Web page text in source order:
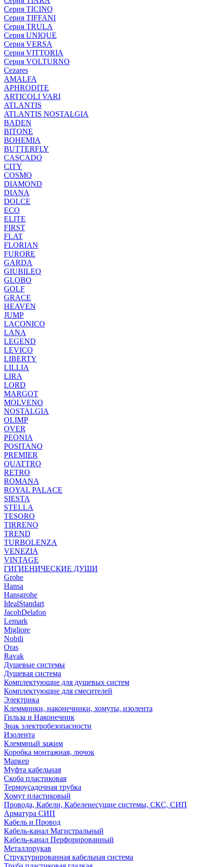
Серия TICINO
Серия TIFFANI
Серия TRULA
Серия UNIQUE
Серия VERSA
Серия VITTORIA
Серия VOLTURNO
Cezares
AMALFA
APHRODITE
ARTICOLI VARI
ATLANTIS
ATLANTIS NOSTALGIA
BADEN
BITONE
BOHEMIA
BUTTERFLY
CASCADO
CITY
COSMO
DIAMOND
DIANA
DOLCE
ECO
ELITE
FIRST
FLAT
FLORIAN
FURORE
GARDA
GIUBILEO
GLOBO
GOLF
GRACE
HEAVEN
JUMP
LACONICO
LANA
LEGEND
LEVICO
LIBERTY
LILLIA
LIRA
LORD
MARGOT
MOLVENO
NOSTALGIA
OLIMP
OVER
PEONIA
POSITANO
PREMIER
QUATTRO
RETRO
ROMANA
ROYAL PALACE
SIESTA
STELLA
TESORO
TIRRENO
TREND
TURBOLENZA
VENEZIA
VINTAGE
ГИГИЕНИЧЕСКИЕ ДУШИ
Grohe
Hansa
Hansgrohe
IdealStandart
JacobDelafon
Lemark
Migliore
Nobili
Oras
Ravak
Душевые системы
Душевая система
Комплектующие для душевых систем
Комплектующие для смесителей
Электрика
Клеммники, наконечники, хомуты, изолента
Гильза и Наконечник
Знак электробезопасности
Изолента
Клеммный зажим
Коробка монтажная, лючок
Маркер
Муфта кабельная
Скоба пластиковая
Термоусадочная трубка
Хомут пластиковый
Провода, Кабели, Кабеленесущие системы, СКС, СИП
Арматура СИП
Кабель и Провод
Кабель-канал Магистральный
Кабель-канал Перфорированный
Металлорукав
Структурированная кабельная система